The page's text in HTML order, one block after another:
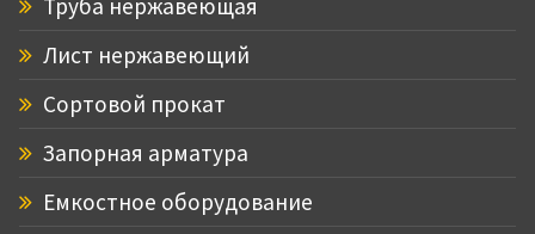
Труба нержавеющая
Лист нержавеющий
Сортовой прокат
Запорная арматура
Емкостное оборудование